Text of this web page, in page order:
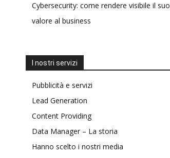
Cybersecurity: come rendere visibile il suo
valore al business
I nostri servizi
Pubblicità e servizi
Lead Generation
Content Providing
Data Manager – La storia
Hanno scelto i nostri media